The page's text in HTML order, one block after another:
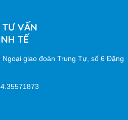
VẤN
TẾ
Ngoại giao đoàn Trung Tự, số 6 Đặng